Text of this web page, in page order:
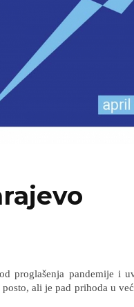
proglašenja pandemije i
ali je pad prihoda u